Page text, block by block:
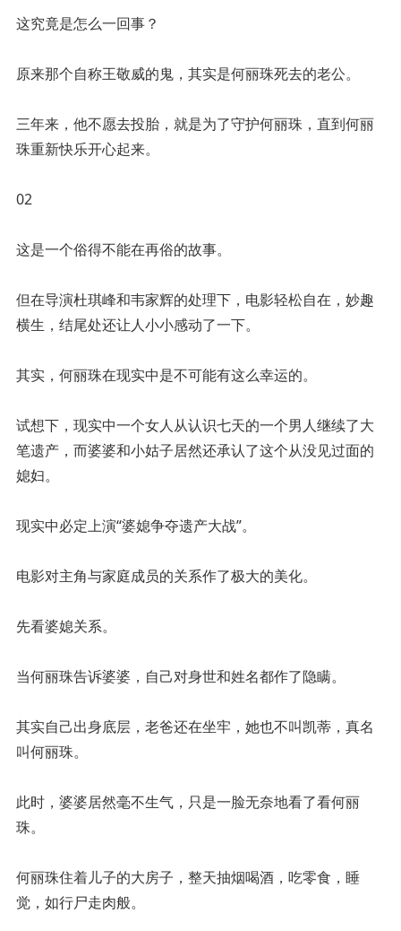
这究竟是怎么一回事？
原来那个自称王敬威的鬼，其实是何丽珠死去的老公。
三年来，他不愿去投胎，就是为了守护何丽珠，直到何丽
珠重新快乐开心起来。
02
这是一个俗得不能在再俗的故事。
但在导演杜琪峰和韦家辉的处理下，电影轻松自在，妙趣
横生，结尾处还让人小小感动了一下。
其实，何丽珠在现实中是不可能有这么幸运的。
试想下，现实中一个女人从认识七天的一个男人继续了大
笔遗产，而婆婆和小姑子居然还承认了这个从没见过面的
媳妇。
现实中必定上演“婆媳争夺遗产大战”。
电影对主角与家庭成员的关系作了极大的美化。
先看婆媳关系。
当何丽珠告诉婆婆，自己对身世和姓名都作了隐瞒。
其实自己出身底层，老爸还在坐牢，她也不叫凯蒂，真名
叫何丽珠。
此时，婆婆居然毫不生气，只是一脸无奈地看了看何丽
珠。
何丽珠住着儿子的大房子，整天抽烟喝酒，吃零食，睡
觉，如行尸走肉般。